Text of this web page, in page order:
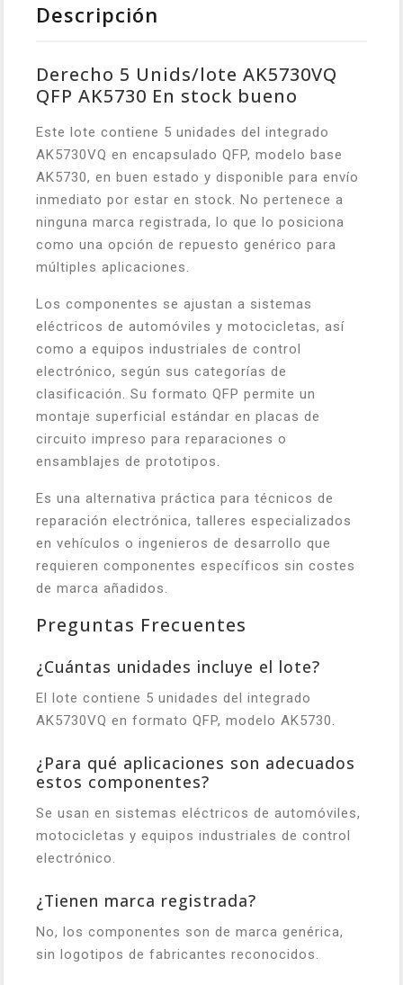
Descripción
Derecho 5 Unids/lote AK5730VQ
QFP AK5730 En stock bueno
Este lote contiene 5 unidades del integrado
AK5730VQ en encapsulado QFP, modelo base
AK5730, en buen estado y disponible para envío
inmediato por estar en stock. No pertenece a
ninguna marca registrada, lo que lo posiciona
como una opción de repuesto genérico para
múltiples aplicaciones.
Los componentes se ajustan a sistemas
eléctricos de automóviles y motocicletas, así
como a equipos industriales de control
electrónico, según sus categorías de
clasificación. Su formato QFP permite un
montaje superficial estándar en placas de
circuito impreso para reparaciones o
ensamblajes de prototipos.
Es una alternativa práctica para técnicos de
reparación electrónica, talleres especializados
en vehículos o ingenieros de desarrollo que
requieren componentes específicos sin costes
de marca añadidos.
Preguntas Frecuentes
¿Cuántas unidades incluye el lote?
El lote contiene 5 unidades del integrado
AK5730VQ en formato QFP, modelo AK5730.
¿Para qué aplicaciones son adecuados
estos componentes?
Se usan en sistemas eléctricos de automóviles,
motocicletas y equipos industriales de control
electrónico.
¿Tienen marca registrada?
No, los componentes son de marca genérica,
sin logotipos de fabricantes reconocidos.